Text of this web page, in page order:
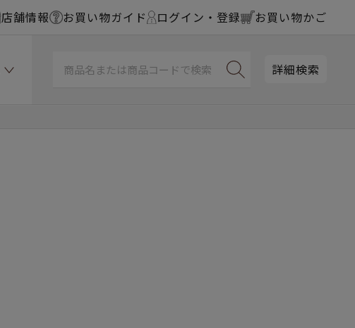
店舗情報 お買い物ガイド ログイン・登録 お買い物かご
詳細検索